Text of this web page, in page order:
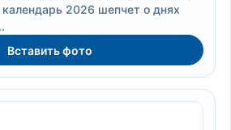
2026 шепчет о днях
Вставить фото